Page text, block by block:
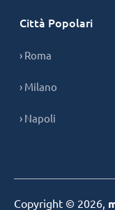
Città Popolari
› Roma
› Milano
› Napoli
Copyright © 2026,